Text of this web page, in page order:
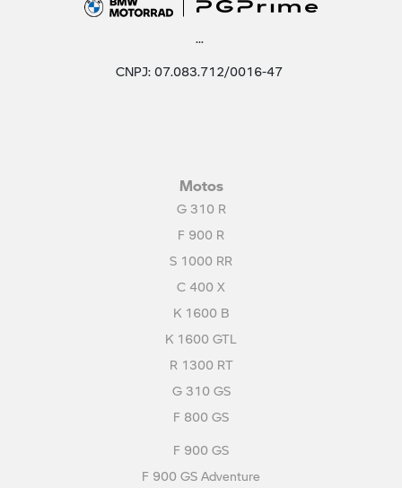
...
CNPJ: 07.083.712/0016-47
Motos
G 310 R
F 900 R
S 1000 RR
C 400 X
K 1600 B
K 1600 GTL
R 1300 RT
G 310 GS
F 800 GS
F 900 GS
F 900 GS Adventure